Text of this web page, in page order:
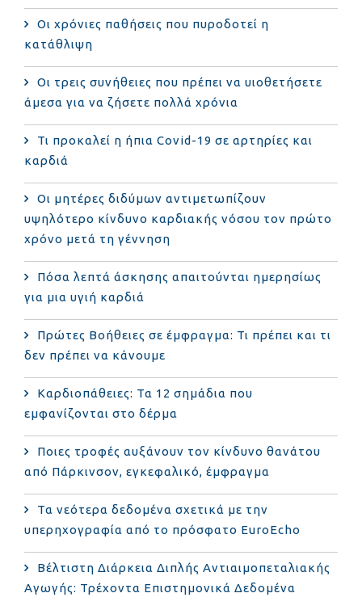
Οι χρόνιες παθήσεις που πυροδοτεί η
κατάθλιψη
Οι τρεις συνήθειες που πρέπει να υιοθετήσετε
άμεσα για να ζήσετε πολλά χρόνια
Τι προκαλεί η ήπια Covid-19 σε αρτηρίες και
καρδιά
Οι μητέρες διδύμων αντιμετωπίζουν
υψηλότερο κίνδυνο καρδιακής νόσου τον πρώτο
χρόνο μετά τη γέννηση
Πόσα λεπτά άσκησης απαιτούνται ημερησίως
για μια υγιή καρδιά
Πρώτες Βοήθειες σε έμφραγμα: Τι πρέπει και τι
δεν πρέπει να κάνουμε
Καρδιοπάθειες: Τα 12 σημάδια που
εμφανίζονται στο δέρμα
Ποιες τροφές αυξάνουν τον κίνδυνο θανάτου
από Πάρκινσον, εγκεφαλικό, έμφραγμα
Τα νεότερα δεδομένα σχετικά με την
υπερηχογραφία από το πρόσφατο EuroEcho
Bέλτιστη Διάρκεια Διπλής Αντιαιμοπεταλιακής
Αγωγής: Τρέχοντα Επιστημονικά Δεδομένα